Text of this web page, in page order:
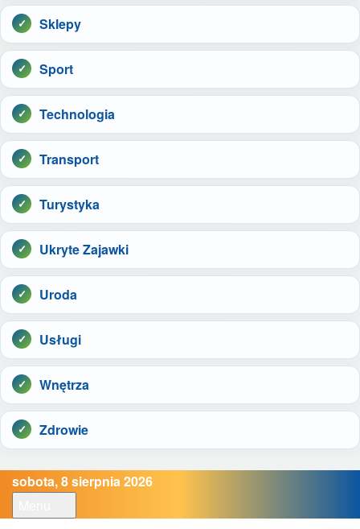
Sklepy
Sport
Technologia
Transport
Turystyka
Ukryte Zajawki
Uroda
Usługi
Wnętrza
Zdrowie
sobota, 8 sierpnia 2026